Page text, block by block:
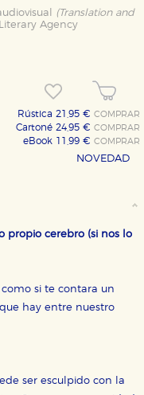
(Translation and
Agency
Rústica 21,95 €COMPRAR
Cartoné 24,95 €COMPRAR
eBook 11,99 €COMPRAR
NOVEDAD
propio cerebro (si nos lo
si te contara un
hay entre nuestro
ser esculpido con la